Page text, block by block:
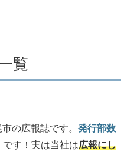
覧
の広報誌です。 発行部数
です！実は当社は広報にし